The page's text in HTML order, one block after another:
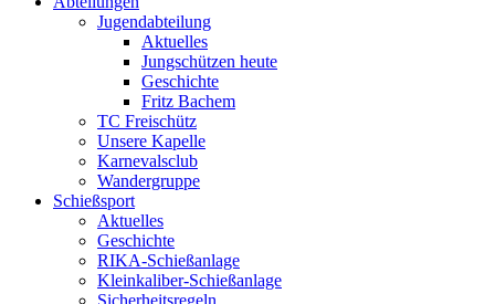
Jugendabteilung
Aktuelles
Jungschützen heute
Geschichte
Fritz Bachem
TC Freischütz
Unsere Kapelle
Karnevalsclub
Wandergruppe
Schießsport
Aktuelles
Geschichte
RIKA-Schießanlage
Kleinkaliber-Schießanlage
Sicherheitsregeln